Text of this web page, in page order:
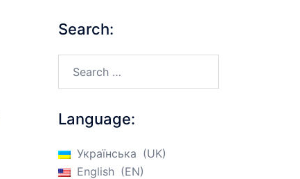
Search:
Language:
Українська
UK
English
EN